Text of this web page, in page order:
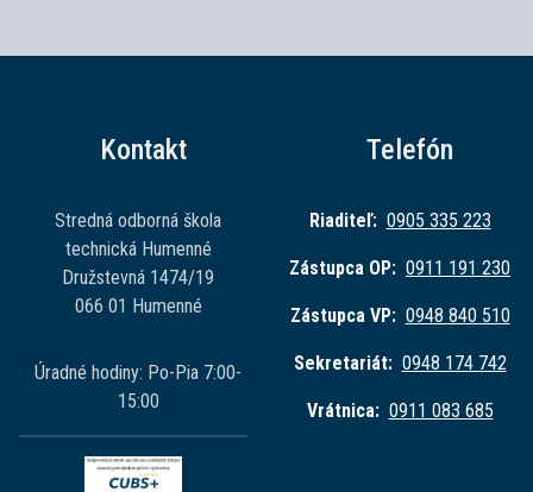
Kontakt
Stredná odborná škola
technická Humenné
Družstevná 1474/19
066 01 Humenné
Úradné hodiny: Po-Pia 7:00-
15:00
Telefón
Riaditeľ: 0905 335 223
Zástupca OP: 0911 191 230
Zástupca VP: 0948 840 510
Sekretariát: 0948 174 742
Vrátnica: 0911 083 685